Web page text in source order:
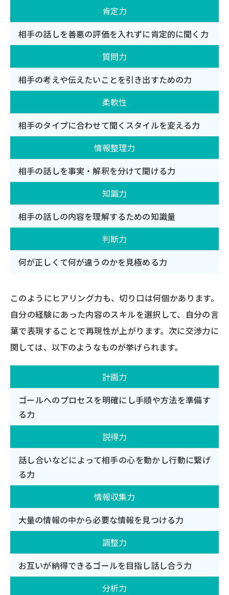
肯定力
相手の話しを善悪の評価を入れずに肯定的に聞く力
質問力
相手の考えや伝えたいことを引き出すための力
柔軟性
相手のタイプに合わせて聞くスタイルを変える力
情報整理力
相手の話しを事実・解釈を分けて聞ける力
知識力
相手の話しの内容を理解するための知識量
判断力
何が正しくて何が違うのかを見極める力
このようにヒアリング力も、切り口は何個かあります。
自分の経験にあった内容のスキルを選択して、自分の言
葉で表現することで再現性が上がります。次に交渉力に
関しては、以下のようなものが挙げられます。
計画力
ゴールへのプロセスを明確にし手順や方法を準備す
る力
説得力
話し合いなどによって相手の心を動かし行動に繋げ
る力
情報収集力
大量の情報の中から必要な情報を見つける力
調整力
お互いが納得できるゴールを目指し話し合う力
分析力